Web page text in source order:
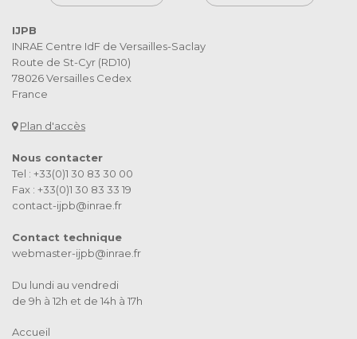
IJPB
INRAE Centre IdF de Versailles-Saclay
Route de St-Cyr (RD10)
78026 Versailles Cedex
France
Plan d'accès
Nous contacter
Tel : +33(0)1 30 83 30 00
Fax : +33(0)1 30 83 33 19
contact-ijpb@inrae.fr
Contact technique
webmaster-ijpb@inrae.fr
Du lundi au vendredi
de 9h à 12h et de 14h à 17h
Accueil